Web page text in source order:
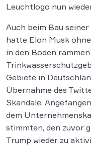
Leuchtlogo nun
Auch beim Bau
hatte Elon Musk
in den Boden
Gebiete in
Übernahme des
Skandale.
dem
stimmten, den zuvor
Trump wieder zu